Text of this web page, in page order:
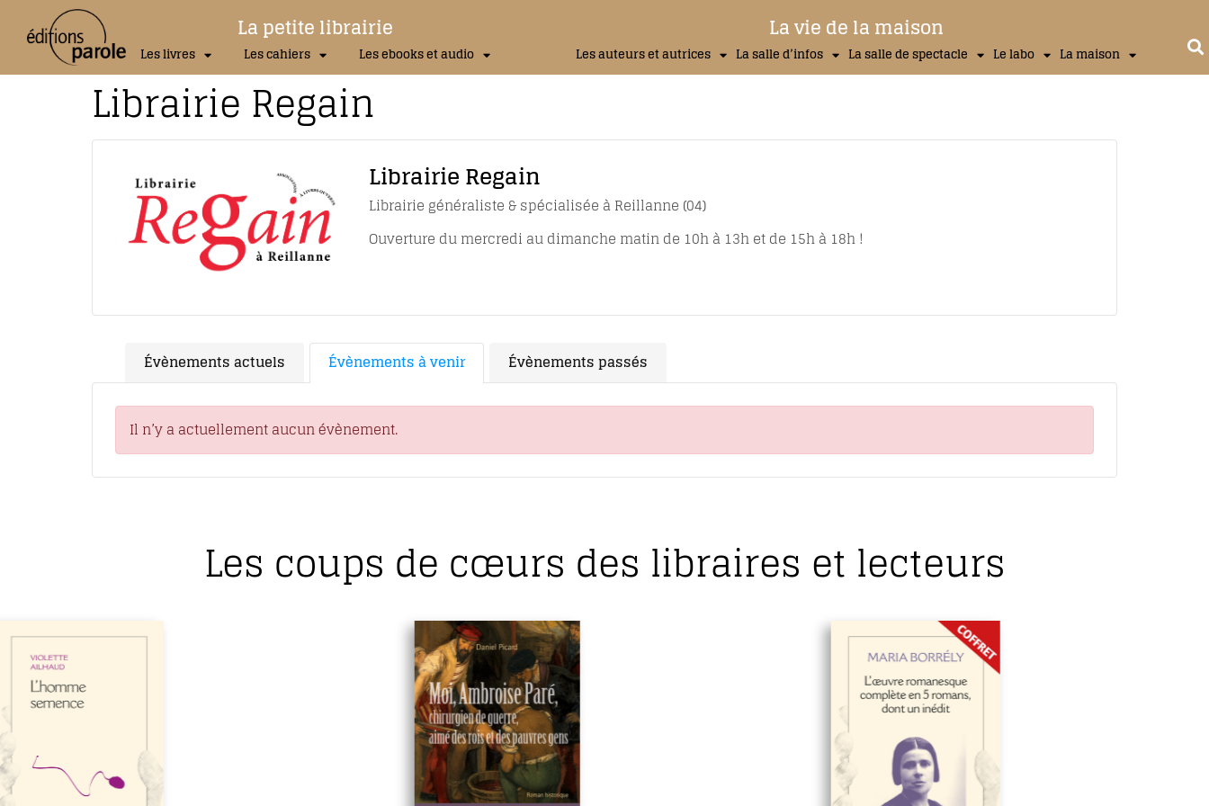
La petite librairie
Les livres Les cahiers Les ebooks et audio
La vie de la maison
Les auteurs et autrices La salle d’infos La salle de spectacle Le labo La maison
Librairie Regain
Librairie Regain
Librairie généraliste & spécialisée à Reillanne (04)
Ouverture du mercredi au dimanche matin de 10h à 13h et de 15h à 18h !
Évènements actuels Évènements à venir Évènements passés
Il n’y a actuellement aucun évènement.
Les coups de cœurs des libraires et lecteurs